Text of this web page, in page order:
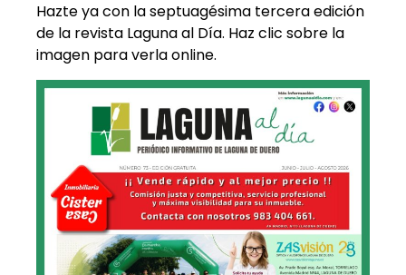
Hazte ya con la septuagésima tercera edición
de la revista Laguna al Día. Haz clic sobre la
imagen para verla online.